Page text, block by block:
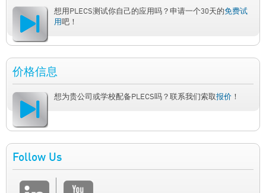
想用PLECS测试你自己的应用吗？申请一个30天的免费试
用吧！
价格信息
想为贵公司或学校配备PLECS吗？联系我们索取报价 ！
Follow Us